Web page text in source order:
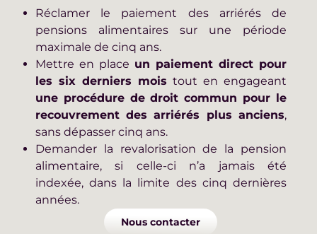
Réclamer le paiement des arriérés de
pensions alimentaires sur une période
maximale de cinq ans.
Mettre en place un paiement direct pour
les six derniers mois tout en engageant
une procédure de droit commun pour le
recouvrement des arriérés plus anciens,
sans dépasser cinq ans.
Demander la revalorisation de la pension
alimentaire, si celle-ci n’a jamais été
indexée, dans la limite des cinq dernières
années.
Nous contacter